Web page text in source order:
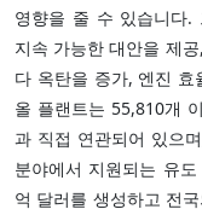
영향을 줄 수 있습니다.
지속 가능한 대안을 제
다 옥탄을 증가, 엔진
올 플랜트는 55,810개
과 직접 연관되어 있으
분야에서 지원되는 유
억 달러를 생성하고 전